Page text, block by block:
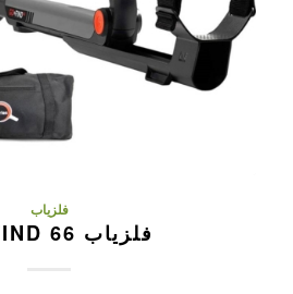
فلزیاب
فلزیاب GO FIND 66